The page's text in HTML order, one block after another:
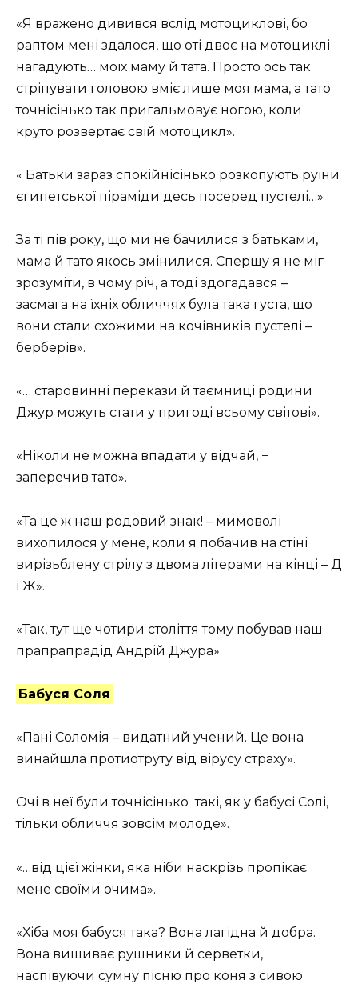
«Я вражено дивився вслід мотоциклові, бо
раптом мені здалося, що оті двоє на мотоциклі
нагадують… моїх маму й тата. Просто ось так
стріпувати головою вміє лише моя мама, а тато
точнісінько так пригальмовує ногою, коли
круто розвертає свій мотоцикл».
« Батьки зараз спокійнісінько розкопують руїни
єгипетської піраміди десь посеред пустелі…»
За ті пів року, що ми не бачилися з батьками,
мама й тато якось змінилися. Спершу я не міг
зрозуміти, в чому річ, а тоді здогадався –
засмага на їхніх обличчях була така густа, що
вони стали схожими на кочівників пустелі –
берберів».
«… старовинні перекази й таємниці родини
Джур можуть стати у пригоді всьому світові».
«Ніколи не можна впадати у відчай, −
заперечив тато».
«Та це ж наш родовий знак! – мимоволі
вихопилося у мене, коли я побачив на стіні
вирізьблену стрілу з двома літерами на кінці – Д
і Ж».
«Так, тут ще чотири століття тому побував наш
прапрапрадід Андрій Джура».
Бабуся Соля
«Пані Соломія – видатний учений. Це вона
винайшла протиотруту від вірусу страху».
Очі в неї були точнісінько такі, як у бабусі Солі,
тільки обличчя зовсім молоде».
«…від цієї жінки, яка ніби наскрізь пропікає
мене своїми очима».
«Хіба моя бабуся така? Вона лагідна й добра.
Вона вишиває рушники й серветки,
наспівуючи сумну пісню про коня з сивою